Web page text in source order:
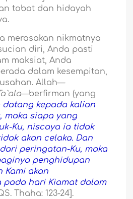
tobat dan hidayah
merasakan nikmatnya
diri, Anda pasti
maksiat, Anda
dalam kesempitan,
Allah—
—berfirman (yang
datang kepada kalian
maka siapa yang
Ku, niscaya ia tidak
akan celaka. Dan
peringatan-Ku, maka
penghidupan
Kami akan
pada hari Kiamat dalam
Thaha: 123-24].